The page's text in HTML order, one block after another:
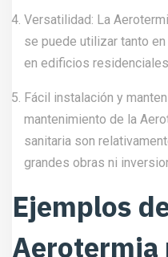
Versatilidad: La
se puede utilizar tanto
en edificios
Fácil instalación y
mantenimiento de la
sanitaria son
grandes obras ni
Ejemplos
Aerotermia